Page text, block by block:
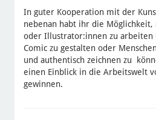
In guter Kooperation mit der
nebenan habt ihr die
oder Illustrator:innen zu arbeiten
Comic zu gestalten oder
und authentisch zeichnen zu
einen Einblick in die Arbeitswelt
gewinnen.